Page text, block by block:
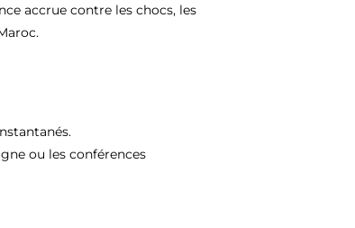
accrue contre les chocs, les
ou les conférences